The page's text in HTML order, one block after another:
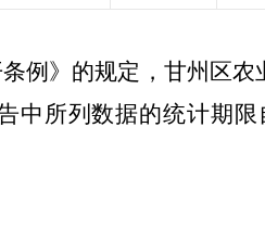
例》的规定，甘州区农
所列数据的统计期限